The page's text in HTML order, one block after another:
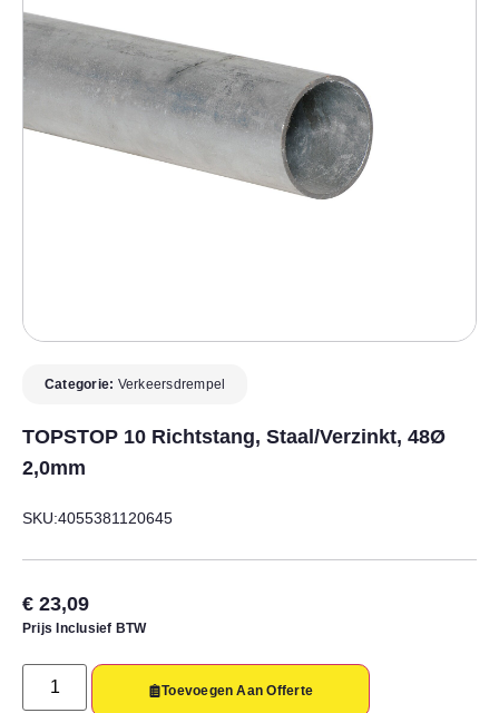
Categorie: Verkeersdrempel
TOPSTOP 10 Richtstang, Staal/verzinkt, 48Ø
2,0mm
SKU:4055381120645
€ 23,09
Prijs Inclusief BTW
Toevoegen Aan Offerte